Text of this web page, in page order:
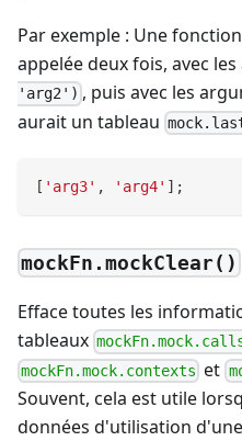
Par exemple : Une
appelée deux fois, avec
'arg2') , puis avec les
aurait un tableau
[ 'arg3' , 'arg4' ] ;
mockFn.mockClear()
Efface toutes les
tableaux
mockFn.mock.contexts et
Souvent, cela est utile
données d'utilisation